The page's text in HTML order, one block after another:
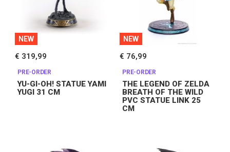
NEW
YU-GI-OH! STATUE YAMI
YUGI 31 CM
€ 319,99
PRE-ORDER
NEW
THE LEGEND OF ZELDA
BREATH OF THE WILD
PVC STATUE LINK 25
CM
€ 76,99
PRE-ORDER